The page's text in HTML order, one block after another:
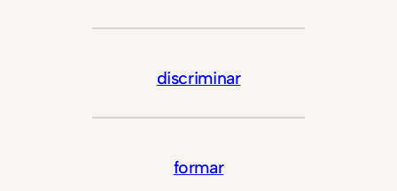
discriminar
formar